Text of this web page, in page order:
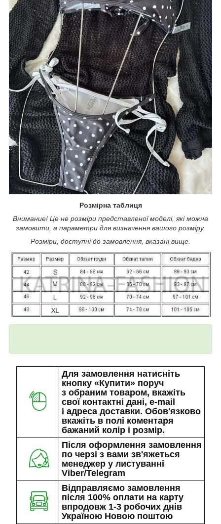
Розмірна таблиця
Внимание! Це не розміри представленої моделі, які можна
замовити, а параметри для визначення вашого розміру.
Розміри, доступні до замовлення, вказані вище.
Для замовлення натисніть
кнопку «Купити» поруч
з обраним товаром, вкажіть
свої контактні дані, e-mail
і адреса доставки. Обов'язково
вкажіть в полі коментаря
бажаний колір і розмір.
Після оформлення замовлення
по черзі з вами зв'яжеться
менеджер у листуванні
Viber/Telegram
Відправляємо замовлення
після 100% оплати на карту
впродовж 1-3 робочих днів
Україною Новою поштою